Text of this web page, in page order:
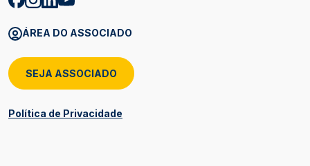
ÁREA DO ASSOCIADO
SEJA ASSOCIADO
Política de Privacidade